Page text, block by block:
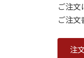
ご注文
ご注
注